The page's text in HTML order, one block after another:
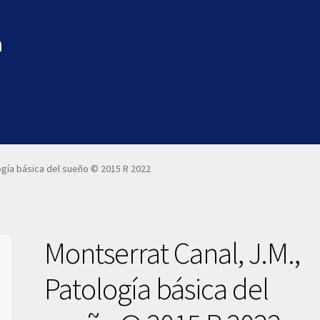
básica del sueño © 2015 R 2022
Montserrat Canal, J.M.,
Patología básica del